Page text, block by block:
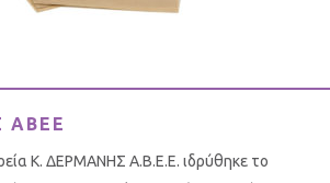
ΑΒΕΕ
Κ. ΔΕΡΜΑΝΗΣ Α.Β.Ε.Ε. ιδρύθηκε το